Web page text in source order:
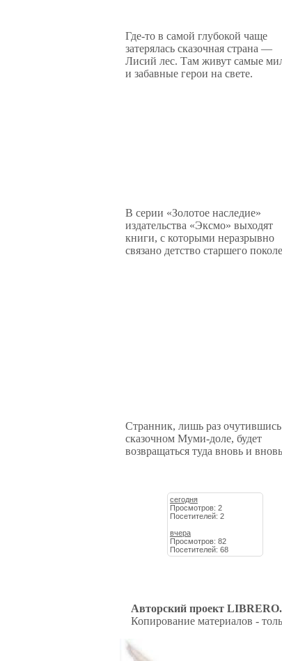
Где-то в самой глубокой чаще
затерялась сказочная страна —
Лисий лес. Там живут самые
и забавные герои на свете.
В серии «Золотое наследие»
издательства «Эксмо» выходят
книги, с которыми неразрывно
связано детство старшего
Странник, лишь раз
сказочном Муми-доле, будет
возвращаться туда вновь и
сегодня
Просмотров: 2
Посетителей: 2
вчера
Просмотров: 82
Посетителей: 68
Авторский проект
Копирование материалов -